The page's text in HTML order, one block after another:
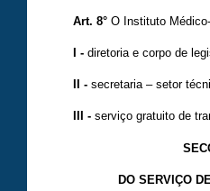
Art. 8°O Instituto
I -diretoria e corpo de
II -secretaria – setor
III -serviço gratuito de
DO SERVIÇO